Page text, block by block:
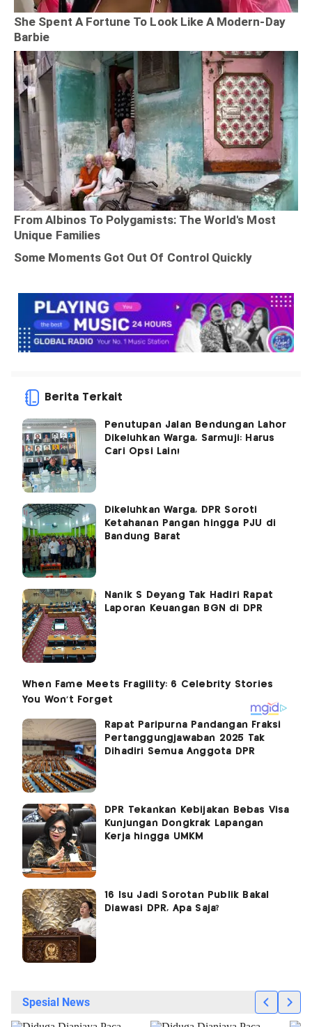
Berita Terkait
Penutupan Jalan Bendungan Lahor
Dikeluhkan Warga, Sarmuji: Harus
Cari Opsi Lain!
Dikeluhkan Warga, DPR Soroti
Ketahanan Pangan hingga PJU di
Bandung Barat
Nanik S Deyang Tak Hadiri Rapat
Laporan Keuangan BGN di DPR
Rapat Paripurna Pandangan Fraksi
Pertanggungjawaban 2025 Tak
Dihadiri Semua Anggota DPR
DPR Tekankan Kebijakan Bebas Visa
Kunjungan Dongkrak Lapangan
Kerja hingga UMKM
16 Isu Jadi Sorotan Publik Bakal
Diawasi DPR, Apa Saja?